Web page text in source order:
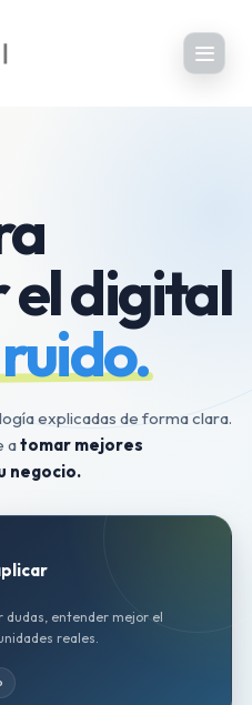
digital
explicadas de forma clara.
atomar mejores
negocio.
dudas, entender mejor el
reales.